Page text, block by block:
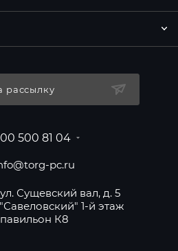
рассылку
500 81 04
pc.ru
Сущевский вал, д. 5
1-й этаж
павильон К8